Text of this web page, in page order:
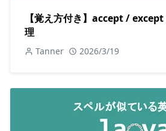
【覚え方付き】accept /
理
Tanner 2026/3/19